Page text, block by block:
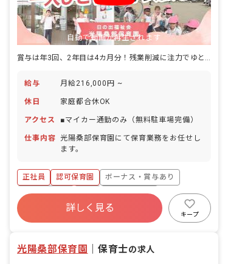
自動で動画が再生されます
給与 月給216,000円 ~
休日 家庭都合休OK
アクセス ■マイカー通勤のみ（無料駐車場完備）
仕事内容
光陽桑部保育園にて保育業務をお任せし
ます。
正社員 認可保育園
ボーナス・賞与あり
社会保険完備
有給
福利厚生充実
残業少なめ
昇給昇進あり
詳しく見る
キープ
光陽桑部保育園 ｜保育士の求人